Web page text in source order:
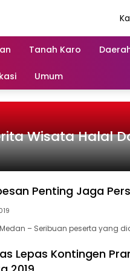
Tanah Karo
Umum
Wisata Halal
Penting Jaga
Medan – Seribuan peserta yang
Lepas Kontingen